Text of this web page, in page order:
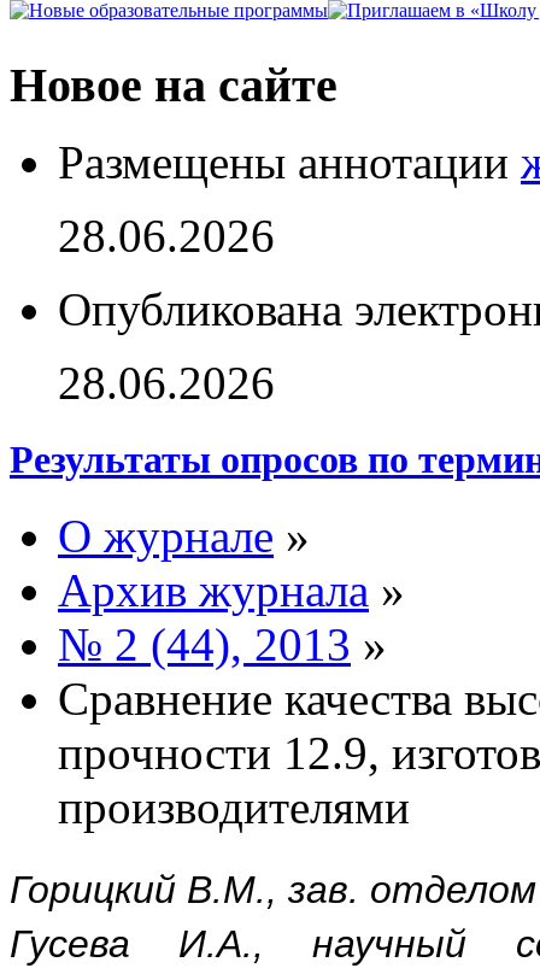
Новое на сайте
Размещены аннотации
28.06.2026
Опубликована
28.06.2026
Результаты опросов по
О журнале »
Архив журнала »
№ 2 (44), 2013 »
Сравнение качества
прочности 12.9,
производителями
Горицкий В.М., зав.
Гусева И.А., научный